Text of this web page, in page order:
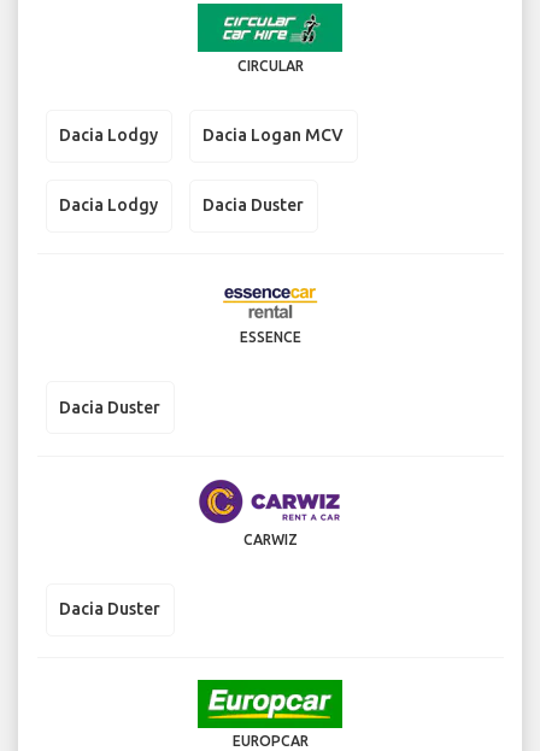
CIRCULAR
Dacia Lodgy Dacia Logan MCV
Dacia Lodgy Dacia Duster
ESSENCE
Dacia Duster
CARWIZ
Dacia Duster
EUROPCAR